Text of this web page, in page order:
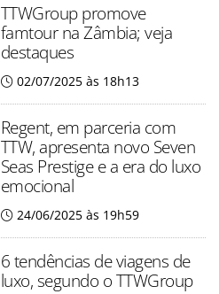
TTWGroup promove
famtour na Zâmbia; veja
destaques
02/07/2025 às 18h13
Regent, em parceria com
TTW, apresenta novo Seven
Seas Prestige e a era do luxo
emocional
24/06/2025 às 19h59
6 tendências de viagens de
luxo, segundo o TTWGroup